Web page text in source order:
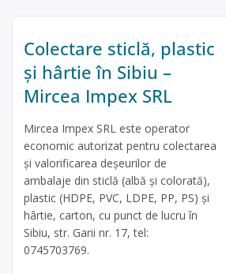
Colectare sticlă, plastic
și hârtie în Sibiu –
Mircea Impex SRL
Mircea Impex SRL este operator
economic autorizat pentru colectarea
și valorificarea deșeurilor de
ambalaje din sticlă (albă și colorată),
plastic (HDPE, PVC, LDPE, PP, PS) și
hârtie, carton, cu punct de lucru în
Sibiu, str. Garii nr. 17, tel:
0745703769.